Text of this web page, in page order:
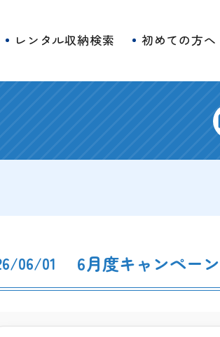
レンタル収納検索 初めての方へ
06/01 6月度キャンペー